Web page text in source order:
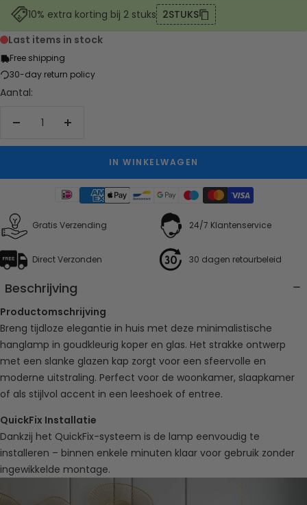
10% extra korting bij 2 stuks 2STUKS
Last items in stock
Free shipping
30-day return policy
Aantal:
Aantal
verlagen
Aantal
verhogen
IN WINKELWAGEN
Gratis Verzending 24/7 Klantenservice
Direct Verzonden 30 dagen retourbeleid
Beschrijving
Productomschrijving
Breng tijdloze elegantie in huis met deze minimalistische
hanglamp in goudkleurig koper en glas. Het strakke ontwerp
met een slanke glazen kap zorgt voor een sfeervolle en
moderne uitstraling. Perfect voor de woonkamer, slaapkamer
of als stijlvol accent in een leeshoek of entree.
QuickFix Installatie
Dankzij het QuickFix-systeem is de lamp eenvoudig te
installeren – binnen enkele minuten klaar voor gebruik zonder
ingewikkelde montage.